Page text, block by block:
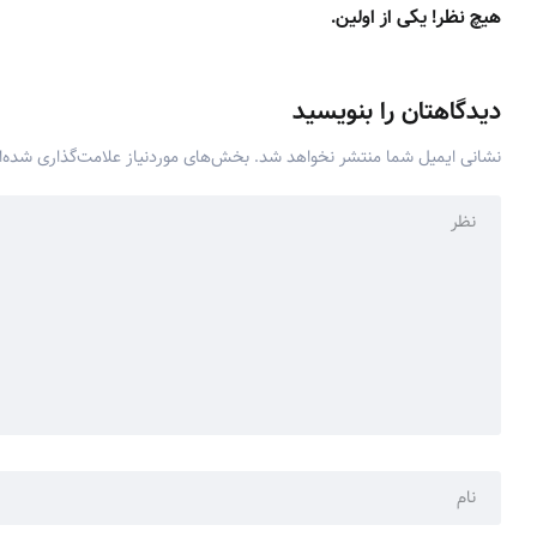
هیچ نظر! یکی از اولین.
دیدگاهتان را بنویسید
نشانی ایمیل شما منتشر نخواهد شد. بخش‌های موردنیاز علامت‌گذاری